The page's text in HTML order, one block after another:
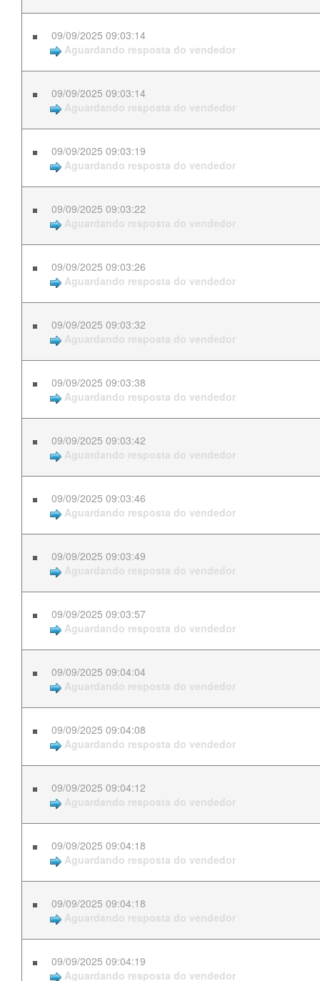
09/09/2025 09:03:14
Aguardando resposta do vendedor
09/09/2025 09:03:14
Aguardando resposta do vendedor
09/09/2025 09:03:19
Aguardando resposta do vendedor
09/09/2025 09:03:22
Aguardando resposta do vendedor
09/09/2025 09:03:26
Aguardando resposta do vendedor
09/09/2025 09:03:32
Aguardando resposta do vendedor
09/09/2025 09:03:38
Aguardando resposta do vendedor
09/09/2025 09:03:42
Aguardando resposta do vendedor
09/09/2025 09:03:46
Aguardando resposta do vendedor
09/09/2025 09:03:49
Aguardando resposta do vendedor
09/09/2025 09:03:57
Aguardando resposta do vendedor
09/09/2025 09:04:04
Aguardando resposta do vendedor
09/09/2025 09:04:08
Aguardando resposta do vendedor
09/09/2025 09:04:12
Aguardando resposta do vendedor
09/09/2025 09:04:18
Aguardando resposta do vendedor
09/09/2025 09:04:18
Aguardando resposta do vendedor
09/09/2025 09:04:19
Aguardando resposta do vendedor